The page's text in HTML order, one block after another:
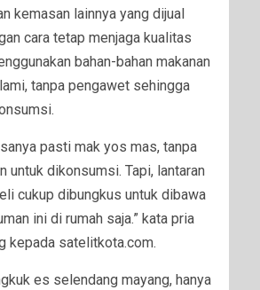
kemasan lainnya yang dijual
cara tetap menjaga kualitas
bahan-bahan makanan
tanpa pengawet sehingga
pasti mak yos mas, tanpa
untuk dikonsumsi. Tapi, lantaran
cukup dibungkus untuk dibawa
ini di rumah saja.” kata pria
kepada satelitkota.com.
es selendang mayang, hanya